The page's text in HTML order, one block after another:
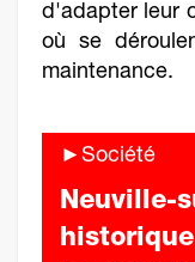
d'adapter leur
où se
maintenance.
►Société
Neuville-